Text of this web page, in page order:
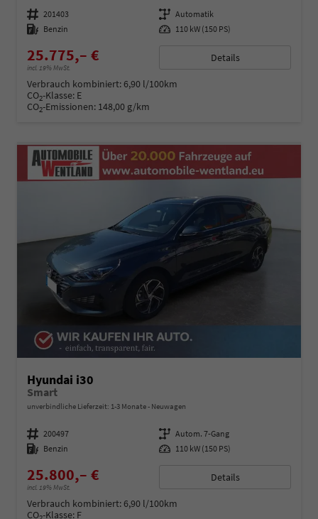
Fahrzeugnummer 201403 Getriebe Automatik
Kraftstoff Benzin Leistung 110 kW (150 PS)
25.775,– €
incl. 19% MwSt.
Details
Verbrauch kombiniert:6,90 l/100km
CO2-Klasse: E
CO2-Emissionen: 148,00 g/km
Hyundai i30
Smart
unverbindliche Lieferzeit: 1-3 Monate Neuwagen
Fahrzeugnummer 200497 Getriebe Autom. 7-Gang
Kraftstoff Benzin Leistung 110 kW (150 PS)
25.800,– €
incl. 19% MwSt.
Details
Verbrauch kombiniert:6,90 l/100km
CO -Klasse: F